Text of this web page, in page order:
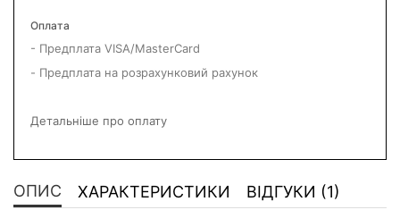
Оплата
- Предплата VISA/MasterCard
- Предплата на розрахунковий рахунок
Детальніше про оплату
ОПИС ХАРАКТЕРИСТИКИ ВІДГУКИ (1)